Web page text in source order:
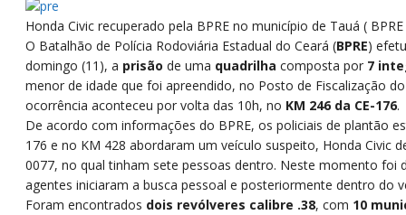
Honda Civic recuperado pela BPRE no município de Tauá (
O Batalhão de Polícia Rodoviária Estadual do Ceará (BPRE)
domingo (11), a prisão de uma quadrilha composta por 7
menor de idade que foi apreendido, no Posto de Fiscalização
ocorrência aconteceu por volta das 10h, no KM 246 da CE-176.
De acordo com informações do BPRE, os policiais de plantão
176 e no KM 428 abordaram um veículo suspeito, Honda Civic
0077, no qual tinham sete pessoas dentro. Neste momento foi
agentes iniciaram a busca pessoal e posteriormente dentro do
Foram encontrados dois revólveres calibre .38, com 10